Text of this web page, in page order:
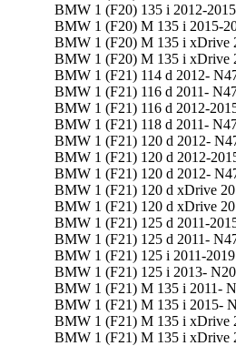
BMW 1 (F20) 135 i 2012-
BMW 1 (F20) M 135 i 2015-
BMW 1 (F20) M 135 i xDrive
BMW 1 (F20) M 135 i xDrive
BMW 1 (F21) 114 d 2012-
BMW 1 (F21) 116 d 2011-
BMW 1 (F21) 116 d 2012-
BMW 1 (F21) 118 d 2011-
BMW 1 (F21) 120 d 2012-
BMW 1 (F21) 120 d 2012-
BMW 1 (F21) 120 d 2012-
BMW 1 (F21) 120 d xDrive
BMW 1 (F21) 120 d xDrive
BMW 1 (F21) 125 d 2011-
BMW 1 (F21) 125 d 2011-
BMW 1 (F21) 125 i 2011-
BMW 1 (F21) 125 i 2013-
BMW 1 (F21) M 135 i 2011-
BMW 1 (F21) M 135 i 2015-
BMW 1 (F21) M 135 i xDrive
BMW 1 (F21) M 135 i xDrive